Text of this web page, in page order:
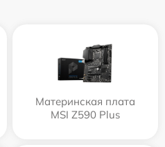
Материнская плата
MSI Z590 Plus